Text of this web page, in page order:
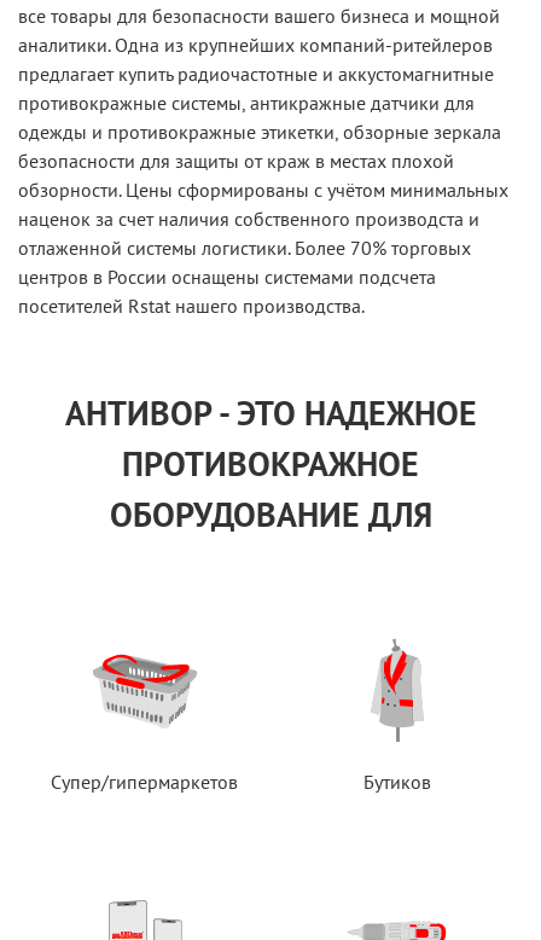
все товары для безопасности вашего бизнеса и мощной
аналитики. Одна из крупнейших компаний-ритейлеров
предлагает купить радиочастотные и аккустомагнитные
противокражные системы, антикражные датчики для
одежды и противокражные этикетки, обзорные зеркала
безопасности для защиты от краж в местах плохой
обзорности. Цены сформированы с учётом минимальных
наценок за счет наличия собственного производста и
отлаженной системы логистики. Более 70% торговых
центров в России оснащены системами подсчета
посетителей Rstat нашего производства.
АНТИВОР - ЭТО НАДЕЖНОЕ
ПРОТИВОКРАЖНОЕ
ОБОРУДОВАНИЕ ДЛЯ
Супер/гипермаркетов Бутиков